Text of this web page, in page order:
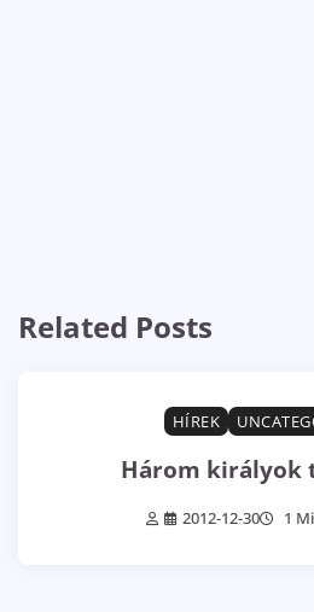
Related Posts
HÍREK
Három királyok
2012-12-30 1